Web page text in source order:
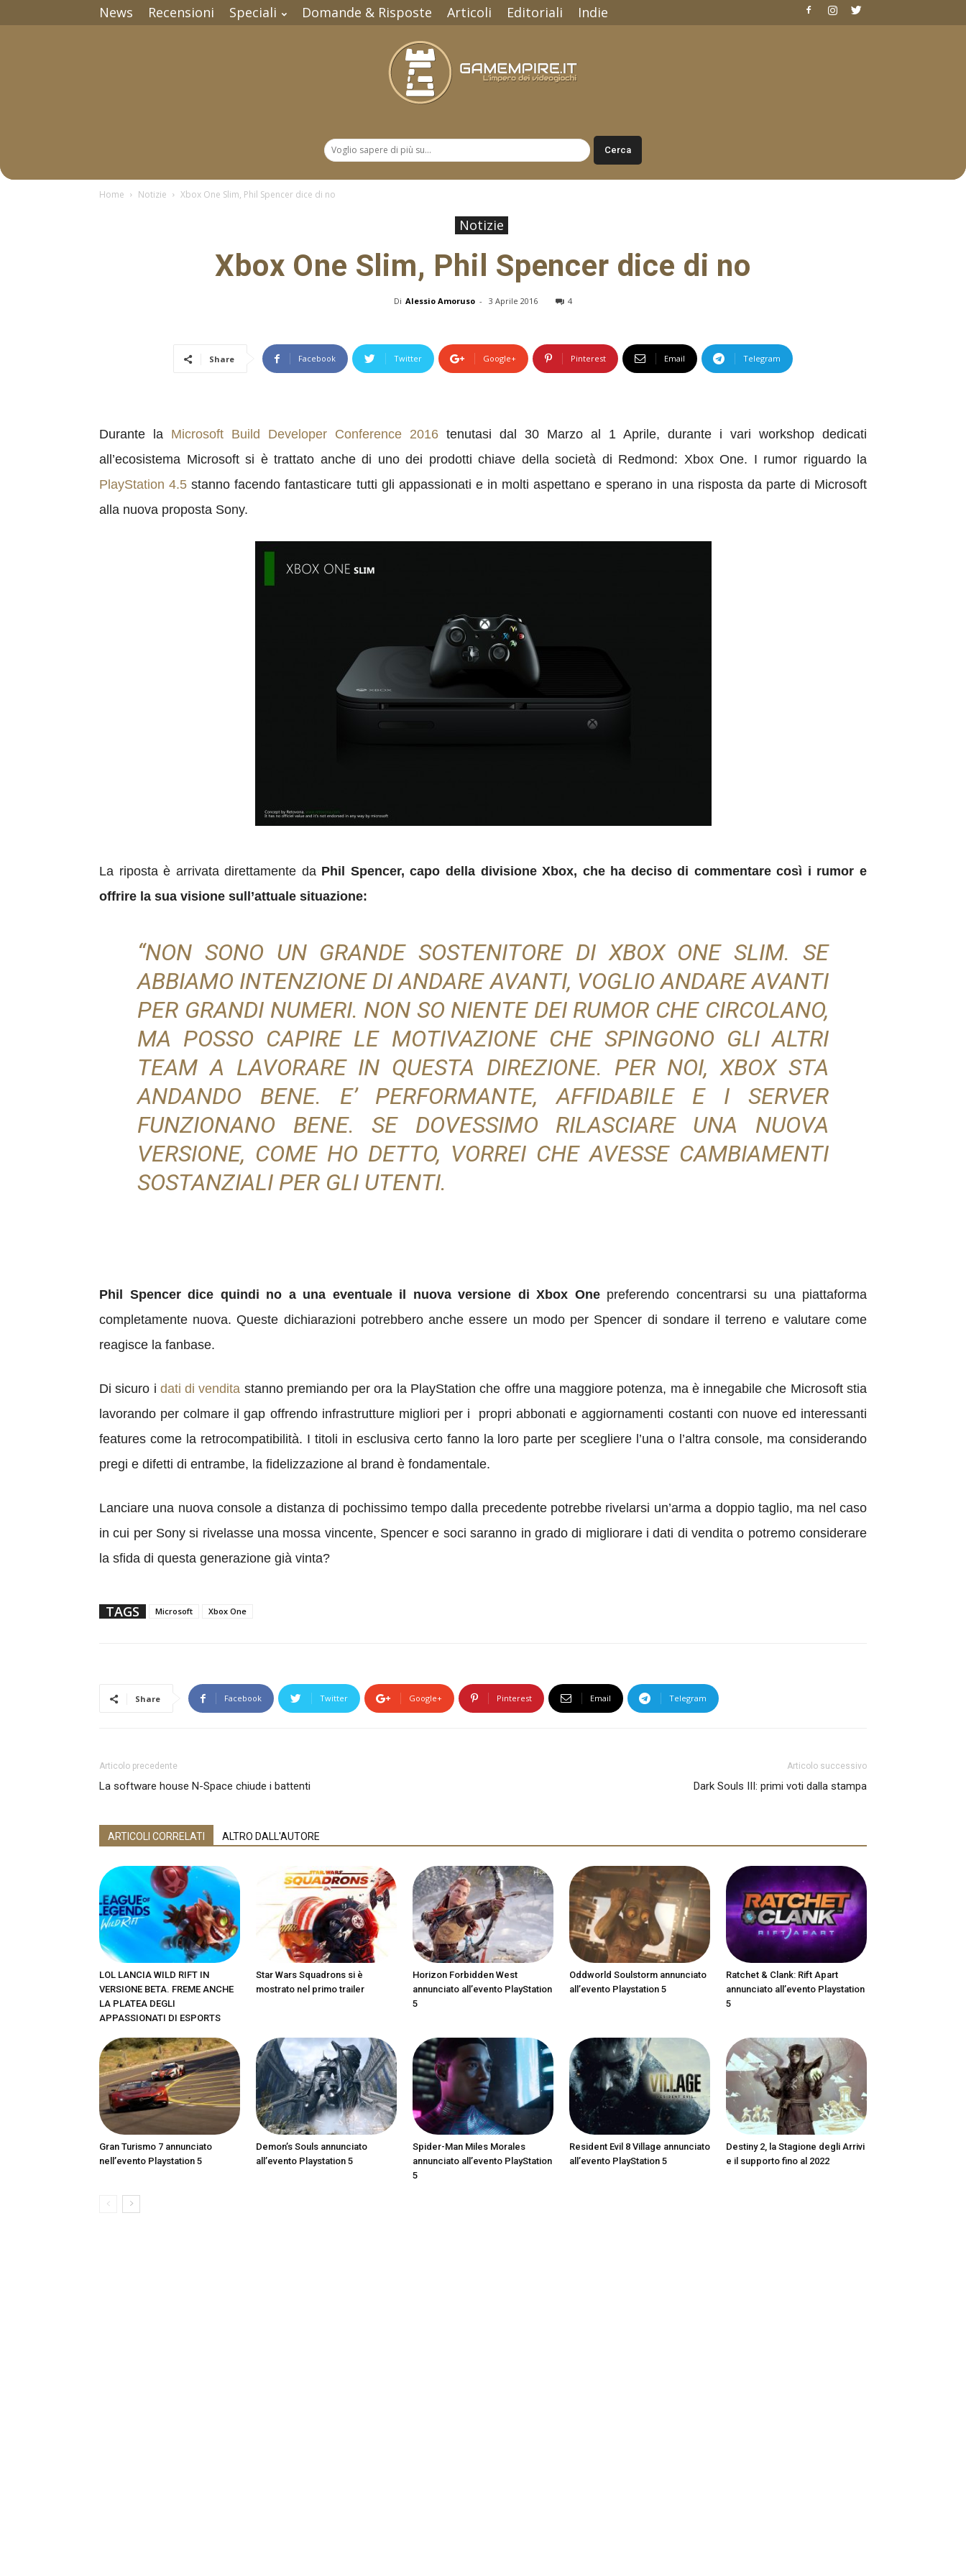
News Recensioni Speciali Domande & Risposte Articoli Editoriali Indie
Home Notizie Xbox One Slim, Phil Spencer dice di no
Notizie
Xbox One Slim, Phil Spencer dice di no
Di Alessio Amoruso - 3 Aprile 2016 4
Share Facebook Twitter Google+ Pinterest Email Telegram
Durante la Microsoft Build Developer Conference 2016 tenutasi dal 30 Marzo al 1 Aprile, durante i vari workshop dedicati
all’ecosistema Microsoft si è trattato anche di uno dei prodotti chiave della società di Redmond: Xbox One. I rumor riguardo la
PlayStation 4.5 stanno facendo fantasticare tutti gli appassionati e in molti aspettano e sperano in una risposta da parte di Microsoft
alla nuova proposta Sony.
La riposta è arrivata direttamente da Phil Spencer, capo della divisione Xbox, che ha deciso di commentare così i rumor e
offrire la sua visione sull’attuale situazione:
“NON SONO UN GRANDE SOSTENITORE DI XBOX ONE SLIM. SE
ABBIAMO INTENZIONE DI ANDARE AVANTI, VOGLIO ANDARE AVANTI
PER GRANDI NUMERI. NON SO NIENTE DEI RUMOR CHE CIRCOLANO,
MA POSSO CAPIRE LE MOTIVAZIONE CHE SPINGONO GLI ALTRI
TEAM A LAVORARE IN QUESTA DIREZIONE. PER NOI, XBOX STA
ANDANDO BENE. E’ PERFORMANTE, AFFIDABILE E I SERVER
FUNZIONANO BENE. SE DOVESSIMO RILASCIARE UNA NUOVA
VERSIONE, COME HO DETTO, VORREI CHE AVESSE CAMBIAMENTI
SOSTANZIALI PER GLI UTENTI.
Phil Spencer dice quindi no a una eventuale il nuova versione di Xbox Onepreferendo concentrarsi su una piattaforma
completamente nuova. Queste dichiarazioni potrebbero anche essere un modo per Spencer di sondare il terreno e valutare come
reagisce la fanbase.
Di sicuro i dati di vendita stanno premiando per ora la PlayStation che offre una maggiore potenza, ma è innegabile che Microsoft stia
lavorando per colmare il gap offrendo infrastrutture migliori per i propri abbonati e aggiornamenti costanti con nuove ed interessanti
features come la retrocompatibilità. I titoli in esclusiva certo fanno la loro parte per scegliere l’una o l’altra console, ma considerando
pregi e difetti di entrambe, la fidelizzazione al brand è fondamentale.
Lanciare una nuova console a distanza di pochissimo tempo dalla precedente potrebbe rivelarsi un’arma a doppio taglio, ma nel caso
in cui per Sony si rivelasse una mossa vincente, Spencer e soci saranno in grado di migliorare i dati di vendita o potremo considerare
la sfida di questa generazione già vinta?
TAGS Microsoft Xbox One
Share Facebook Twitter Google+ Pinterest Email Telegram
Articolo precedente
La software house N-Space chiude i battenti
Articolo successivo
Dark Souls III: primi voti dalla stampa
ARTICOLI CORRELATI ALTRO DALL'AUTORE
LOL LANCIA WILD RIFT IN
VERSIONE BETA. FREME ANCHE
LA PLATEA DEGLI
APPASSIONATI DI ESPORTS
Star Wars Squadrons si è
mostrato nel primo trailer
Horizon Forbidden West
annunciato all’evento PlayStation
5
Oddworld Soulstorm annunciato
all’evento Playstation 5
Ratchet & Clank: Rift Apart
annunciato all’evento Playstation
5
Gran Turismo 7 annunciato
nell’evento Playstation 5
Demon’s Souls annunciato
all’evento Playstation 5
Spider-Man Miles Morales
annunciato all’evento PlayStation
5
Resident Evil 8 Village annunciato
all’evento PlayStation 5
Destiny 2, la Stagione degli Arrivi
e il supporto fino al 2022